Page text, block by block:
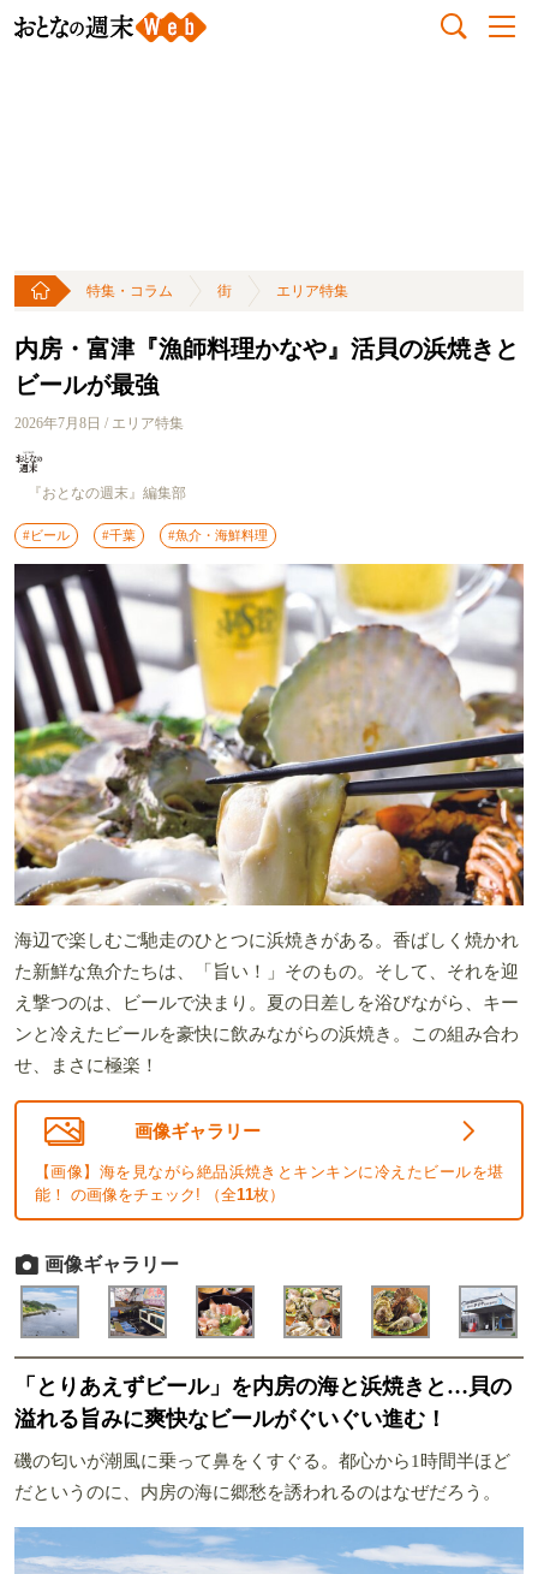
特集・コラム 街 エリア特集
内房・富津『漁師料理かなや』活貝の浜焼きと
ビールが最強
2026年7月8日 / エリア特集
『おとなの週末』編集部
#ビール #千葉 #魚介・海鮮料理
海辺で楽しむご馳走のひとつに浜焼きがある。香ばしく焼かれ
た新鮮な魚介たちは、「旨い！」そのもの。そして、それを迎
え撃つのは、ビールで決まり。夏の日差しを浴びながら、キー
ンと冷えたビールを豪快に飲みながらの浜焼き。この組み合わ
せ、まさに極楽！
画像ギャラリー
【画像】海を見ながら絶品浜焼きとキンキンに冷えたビールを堪
能！ の画像をチェック! （全11枚）
画像ギャラリー
「とりあえずビール」を内房の海と浜焼きと…貝の
溢れる旨みに爽快なビールがぐいぐい進む！
磯の匂いが潮風に乗って鼻をくすぐる。都心から1時間半ほど
だというのに、内房の海に郷愁を誘われるのはなぜだろう。